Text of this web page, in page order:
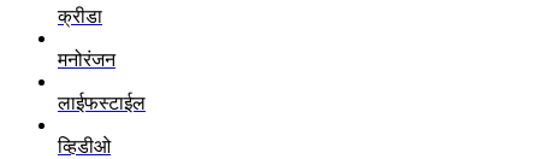
क्रीडा
मनोरंजन
लाईफस्टाईल
व्हिडीओ